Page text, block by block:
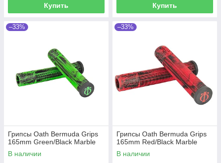
Купить Купить
–33%
Грипсы Oath Bermuda Grips
165mm Green/Black Marble
В наличии
–33%
Грипсы Oath Bermuda Grips
165mm Red/Black Marble
В наличии